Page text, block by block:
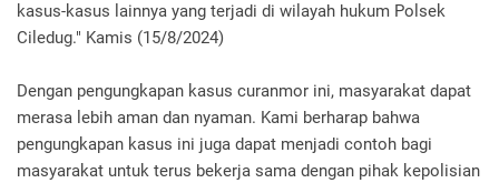
kasus-kasus lainnya yang terjadi di wilayah hukum Polsek
Ciledug." Kamis (15/8/2024)
Dengan pengungkapan kasus curanmor ini, masyarakat dapat
merasa lebih aman dan nyaman. Kami berharap bahwa
pengungkapan kasus ini juga dapat menjadi contoh bagi
masyarakat untuk terus bekerja sama dengan pihak kepolisian